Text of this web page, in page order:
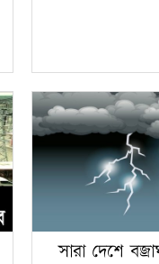
সারা দেশে